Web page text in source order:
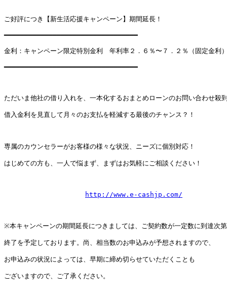
ご好評につき【新生活応援キャンペーン】期間延長！
━━━━━━━━━━━━━━━━━━━━━━━━━━━━━━━━━
金利：キャンペーン限定特別金利　年利率２．６％〜７．２％（固定金利
━━━━━━━━━━━━━━━━━━━━━━━━━━━━━━━━━
ただいま他社の借り入れを、一本化するおまとめローンのお問い合わせ殺
借入金利を見直して月々のお支払を軽減する最後のチャンス？！
専属のカウンセラーがお客様の様々な状況、ニーズに個別対応！
はじめての方も、一人で悩まず、まずはお気軽にご相談ください！
http://www.e-cashjp.com/
※本キャンペーンの期間延長につきましては、ご契約数が一定数に到達次第
終了を予定しております。尚、相当数のお申込みが予想されますので、
お申込みの状況によっては、早期に締め切らせていただくことも
ございますので、ご了承ください。